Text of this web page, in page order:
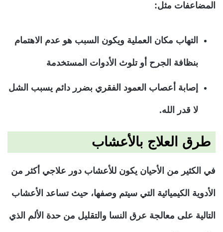
المضاعفات مثل:
التهاب مكان العملية ويكون السبب هو عدم الاهتمام
بنظافة الجرح أو تلوث الأدوات المستخدمة
إصابة أعصاب العمود الفقري بضرر دائم يسبب الشل
لا قدر الله.
طرق العلاج بالأعشاب
في الكثير من الأحيان يكون للأعشاب دور علاجي أكثر من
الأدوية الكيميائية التي سيتم وصفها، حيث تساعد الأعشاب
التالية على معالجة عرق النسا والتقليل من حدة الألم الذي